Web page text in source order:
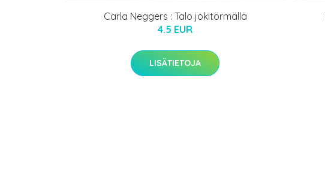
Carla Neggers : Talo jokitörmällä
4.5 EUR
LISÄTIETOJA